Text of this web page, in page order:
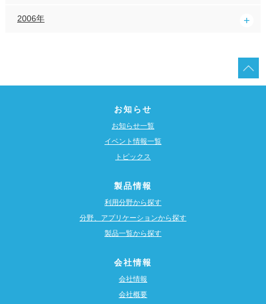
2006年
お知らせ
お知らせ一覧
イベント情報一覧
トピックス
製品情報
利用分野から探す
分野、アプリケーションから探す
製品一覧から探す
会社情報
会社情報
会社概要